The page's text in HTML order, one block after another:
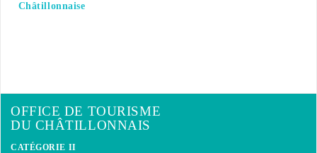
Châtillonnaise
OFFICE DE TOURISME
DU CHÂTILLONNAIS
CATÉGORIE II